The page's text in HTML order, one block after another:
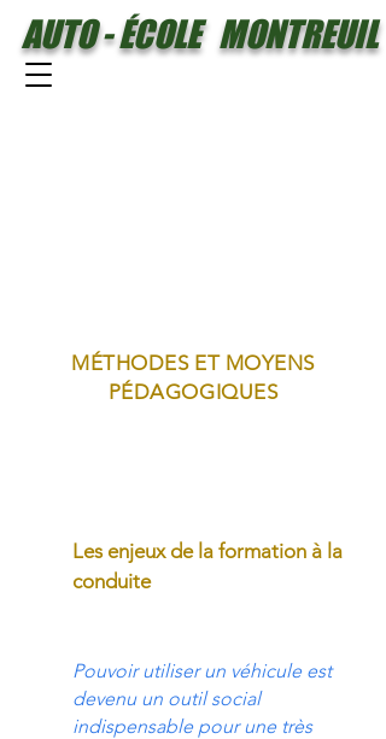
AUTO - ÉCOLE MONTREUIL
MÉTHODES ET MOYENS
PÉDAGOGIQUES
Les enjeux de la formation à la
conduite
Pouvoir utiliser un véhicule est
devenu un outil social
indispensable pour une très